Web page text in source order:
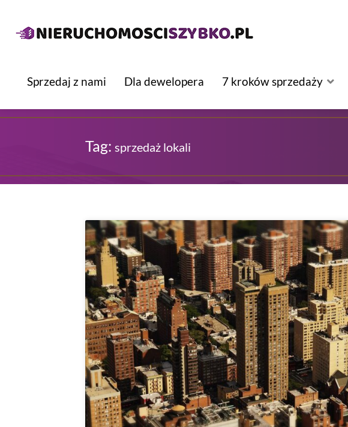
Sprzedaj z nami Dla dewelopera 7 kroków sprzedaży
Tag: sprzedaż lokali